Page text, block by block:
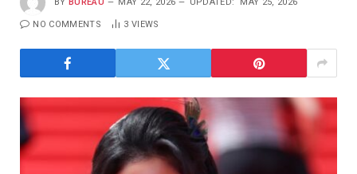
NO COMMENTS 3 VIEWS